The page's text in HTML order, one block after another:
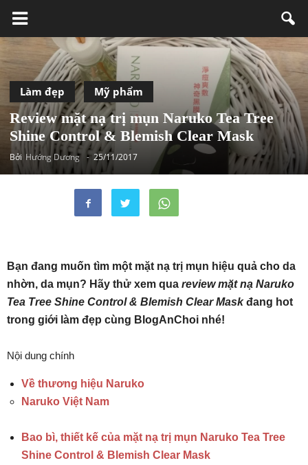
Làm đẹp Mỹ phẩm
Review mặt nạ trị mụn Naruko Tea Tree
Shine Control & Blemish Clear Mask
Bởi Hướng Dương - 25/11/2017
Bạn đang muốn tìm một mặt nạ trị mụn hiệu quả cho da
nhờn, da mụn? Hãy thử xem qua review mặt nạ Naruko
Tea Tree Shine Control & Blemish Clear Maskđang hot
trong giới làm đẹp cùng BlogAnChoi nhé!
Nội dung chính
Về thương hiệu Naruko
Naruko Việt Nam
Bao bì, thiết kế của mặt nạ trị mụn Naruko Tea Tree
Shine Control & Blemish Clear Mask